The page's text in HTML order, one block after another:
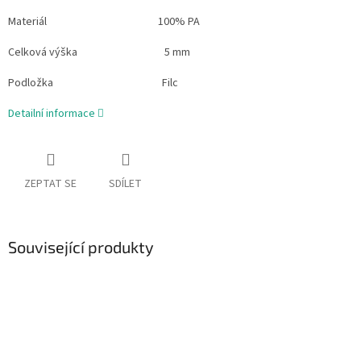
Materiál 100% PA
Celková výška 5 mm
Podložka Filc
Detailní informace
ZEPTAT SE SDÍLET
Související produkty